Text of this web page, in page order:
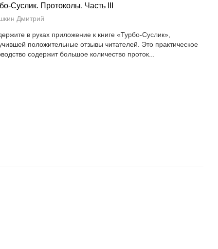
Суслик. Протоколы. Часть III
Дмитрий
в руках приложение к книге «Турбо-Суслик»,
положительные отзывы читателей. Это практическое
содержит большое количество проток...